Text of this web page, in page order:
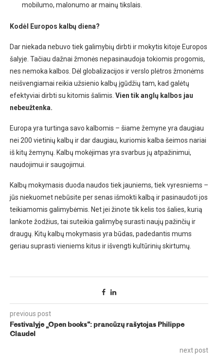
mobilumo, malonumo ar mainų tikslais.
Kodėl Europos kalbų diena?
Dar niekada nebuvo tiek galimybių dirbti ir mokytis kitoje Europos
šalyje. Tačiau dažnai žmonės nepasinaudoja tokiomis progomis,
nes nemoka kalbos. Dėl globalizacijos ir verslo plėtros žmonėms
neišvengiamai reikia užsienio kalbų įgūdžių tam, kad galėtų
efektyviai dirbti su kitomis šalimis. Vien tik anglų kalbos jau
nebeužtenka.
Europa yra turtinga savo kalbomis – šiame žemyne yra daugiau
nei 200 vietinių kalbų ir dar daugiau, kuriomis kalba šeimos nariai
iš kitų žemynų. Kalbų mokėjimas yra svarbus jų atpažinimui,
naudojimui ir saugojimui.
Kalbų mokymasis duoda naudos tiek jauniems, tiek vyresniems –
jūs niekuomet nebūsite per senas išmokti kalbą ir pasinaudoti jos
teikiamomis galimybėmis. Net jei žinote tik kelis tos šalies, kurią
lankote žodžius, tai suteikia galimybę surasti naujų pažinčių ir
draugų. Kitų kalbų mokymasis yra būdas, padedantis mums
geriau suprasti vieniems kitus ir išvengti kultūrinių skirtumų.
previous post
Festivalyje „Open books“: prancūzų rašytojas Philippe
Claudel
next post